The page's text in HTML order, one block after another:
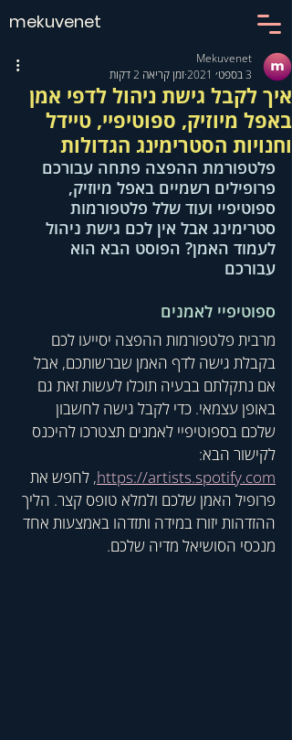
mekuvenet
איך לקבל גישת ניהול לדפי אמן
באפל מיוזיק, ספוטיפיי, טיידל
וחנויות הסטרימינג הגדולות
Mekuvenet
3 בספט׳ 2021
זמן קריאה 2 דקות
פלטפורמת ההפצה פתחה עבורכם
פרופילים רשמיים באפל מיוזיק,
ספוטיפיי ועוד שלל פלטפורמות
סטרימינג אבל אין לכם גישת ניהול
לעמוד האמן? הפוסט הבא הוא
עבורכם
ספוטיפיי לאמנים
מרבית פלטפורמות ההפצה יסייעו לכם
בקבלת גישה לדף האמן שברשותכם, אבל
אם נתקלתם בבעיה תוכלו לעשות זאת גם
באופן עצמאי. כדי לקבל גישה לחשבון
שלכם בספוטיפיי לאמנים תצטרכו להיכנס
לקישור הבא:
https://artists.spotify.com, לחפש את
פרופיל האמן שלכם ולמלא טופס קצר. הליך
ההזדהות יזורז במידה ותזדהו באמצעות אחד
מנכסי הסושיאל מדיה שלכם.